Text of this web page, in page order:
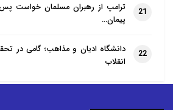
21
ترامپ از رهبران مسلمان خواست پس
پیمان…
22
دانشگاه ادیان و مذاهب؛ گامی در
انقلاب